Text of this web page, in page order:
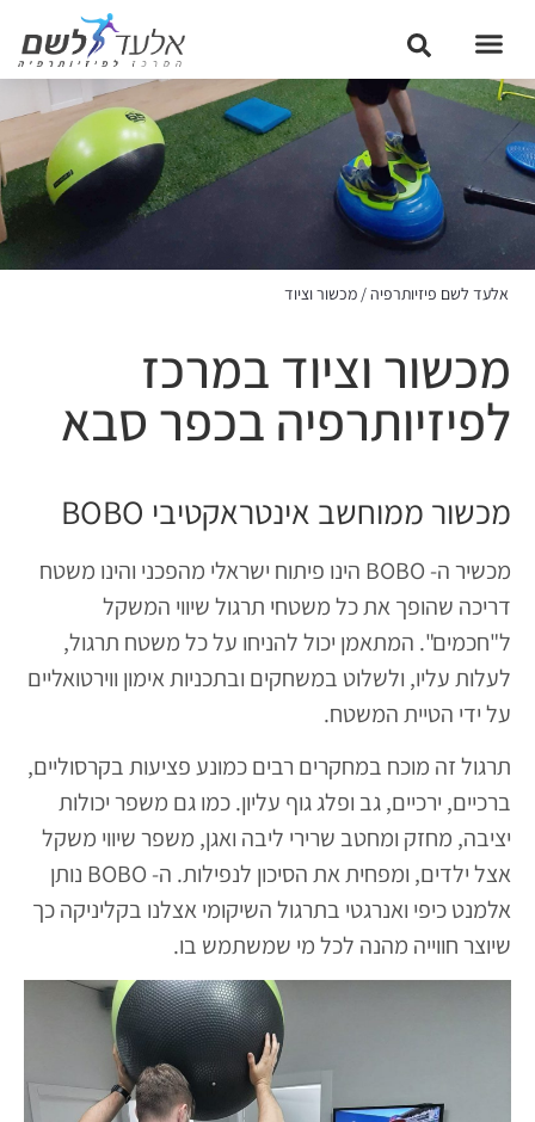
אלעד לשם פיזיותרפיה/ מכשור וציוד
מכשור וציוד במרכז
לפיזיותרפיה בכפר סבא
מכשור ממוחשב אינטראקטיבי BOBO
מכשיר ה- BOBO הינו פיתוח ישראלי מהפכני והינו משטח
דריכה שהופך את כל משטחי תרגול שיווי המשקל
ל"חכמים". המתאמן יכול להניחו על כל משטח תרגול,
לעלות עליו, ולשלוט במשחקים ובתכניות אימון ווירטואליים
על ידי הטיית המשטח.
תרגול זה מוכח במחקרים רבים כמונע פציעות בקרסוליים,
ברכיים, ירכיים, גב ופלג גוף עליון. כמו גם משפר יכולות
יציבה, מחזק ומחטב שרירי ליבה ואגן, משפר שיווי משקל
אצל ילדים, ומפחית את הסיכון לנפילות. ה- BOBO נותן
אלמנט כיפי ואנרגטי בתרגול השיקומי אצלנו בקליניקה כך
שיוצר חווייה מהנה לכל מי שמשתמש בו.